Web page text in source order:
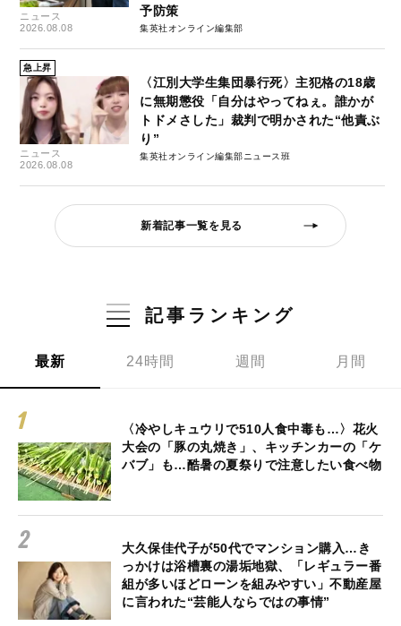
ニュース
2026.08.08
予防策
集英社オンライン編集部
急上昇
ニュース
2026.08.08
〈江別大学生集団暴行死〉主犯格の18歳
に無期懲役「自分はやってねぇ。誰かが
トドメさした」裁判で明かされた“他責ぶ
り”
集英社オンライン編集部ニュース班
新着記事一覧を見る
記事ランキング
最新 24時間 週間 月間
〈冷やしキュウリで510人食中毒も…〉花火
大会の「豚の丸焼き」、キッチンカーの「ケ
バブ」も…酷暑の夏祭りで注意したい食べ物
大久保佳代子が50代でマンション購入…き
っかけは浴槽裏の湯垢地獄、「レギュラー番
組が多いほどローンを組みやすい」不動産屋
に言われた“芸能人ならではの事情”